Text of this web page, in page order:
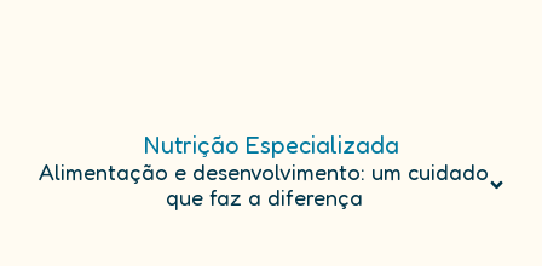
Nutrição Especializada
Alimentação e desenvolvimento: um cuidado
que faz a diferença